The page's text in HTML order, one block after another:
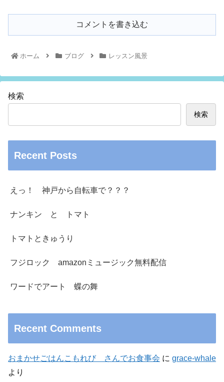
コメントを書き込む
ホーム ブログ レッスン風景
検索
検索
Recent Posts
えっ！ 神戸から自転車で？？？
ナンキン と トマト
トマトときゅうり
フジロック amazonミュージック無料配信
ワードでアート 蝶の舞
Recent Comments
おまかせごはんこもれび さんでお食事会 に grace-whale
より